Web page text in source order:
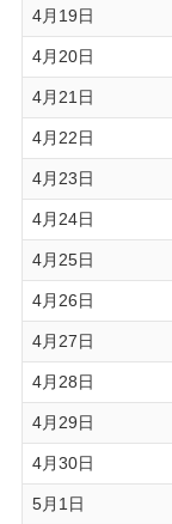
4月19日
4月20日
4月21日
4月22日
4月23日
4月24日
4月25日
4月26日
4月27日
4月28日
4月29日
4月30日
5月1日